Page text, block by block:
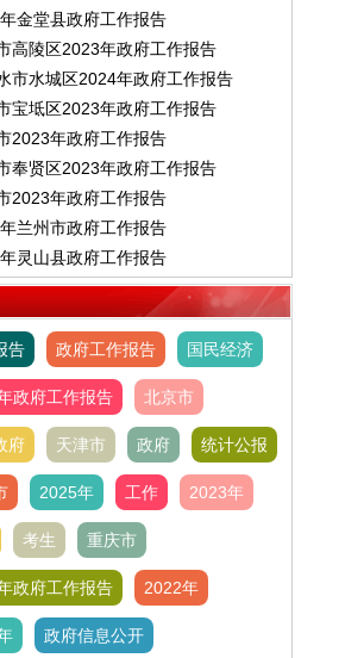
金堂县政府工作报告
高陵区2023年政府工作报告
市水城区2024年政府工作报告
宝坻区2023年政府工作报告
2023年政府工作报告
奉贤区2023年政府工作报告
2023年政府工作报告
兰州市政府工作报告
灵山县政府工作报告
告 政府工作报告 国民经济
政府工作报告 北京市
府 天津市 政府 统计公报
2025年 工作 2023年
考生 重庆市
政府工作报告 2022年
政府信息公开